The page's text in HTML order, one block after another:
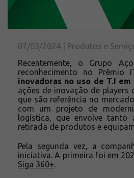
Ouvidoria
Blog
ESG
Trabalhe conosco
07/03/2024 | Produtos e
Recentemente, o Grupo
reconhecimento no Prêmio
inovadoras no uso de T.I em
ações de inovação de players
que são referência no
com um projeto de
logística, que envolve tanto
retirada de produtos e
Pela segunda vez, a
iniciativa. A primeira foi em
Siga 360+